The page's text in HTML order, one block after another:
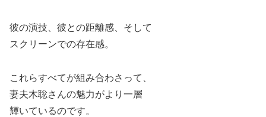
彼の演技、彼との距離感、そして
スクリーンでの存在感。
これらすべてが組み合わさって、
妻夫木聡さんの魅力がより一層
輝いているのです。